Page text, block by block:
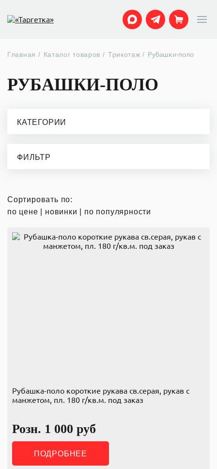
Главная Каталог товаров Трикотаж Рубашки-поло
РУБАШКИ-ПОЛО
КАТЕГОРИИ
ФИЛЬТР
Сортировать по:
по цене
новинки по популярности
Рубашка-поло короткие рукава св.серая, рукав с
манжетом, пл. 180 г/кв.м. под заказ
Розн. 1 000 руб
ПОДРОБНЕЕ